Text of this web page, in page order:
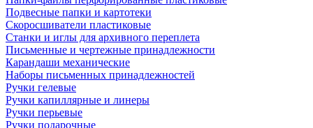
Подвесные папки и картотеки
Скоросшиватели пластиковые
Станки и иглы для архивного переплета
Письменные и чертежные принадлежности
Карандаши механические
Наборы письменных принадлежностей
Ручки гелевые
Ручки капиллярные и линеры
Ручки перьевые
Ручки подарочные